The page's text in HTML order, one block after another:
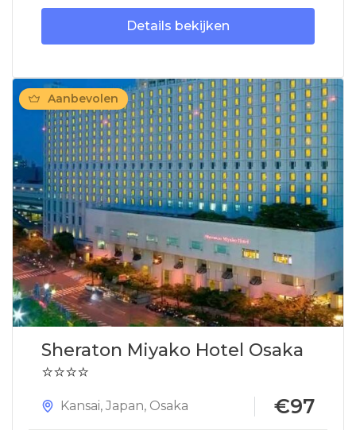
Details bekijken
Aanbevolen
Sheraton Miyako Hotel Osaka
⭐⭐⭐⭐
Kansai, Japan, Osaka €97